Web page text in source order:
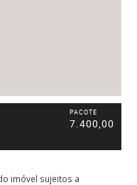
PACOTE
7.400,00
imóvel sujeitos a